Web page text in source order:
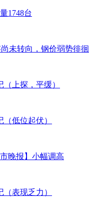
1748台
未转向，钢价弱势徘徊
（上探，平缓）
（低位起伏）
晚报】小幅调高
（表现乏力）